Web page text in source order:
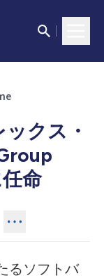
クス・
命
るソフトバ